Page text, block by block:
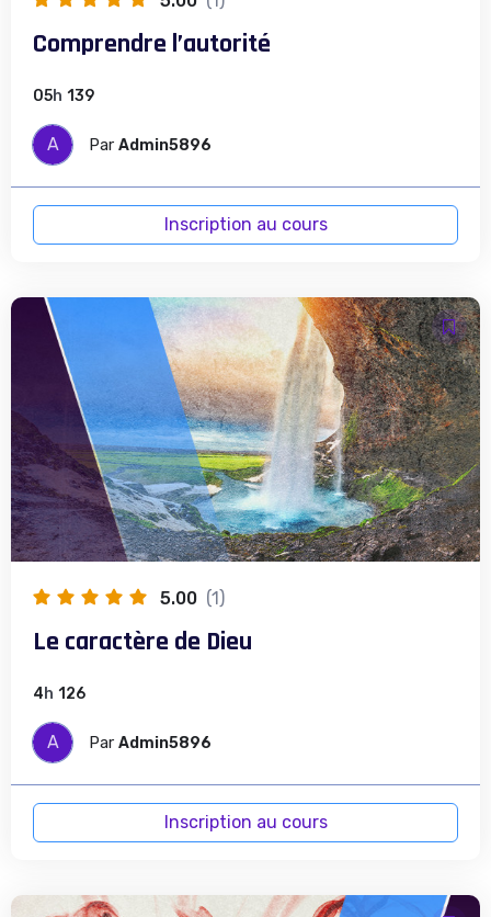
Comprendre l’autorité
05h 139
A Par Admin5896
Inscription au cours
5.00 (1)
Le caractère de Dieu
4h 126
A Par Admin5896
Inscription au cours